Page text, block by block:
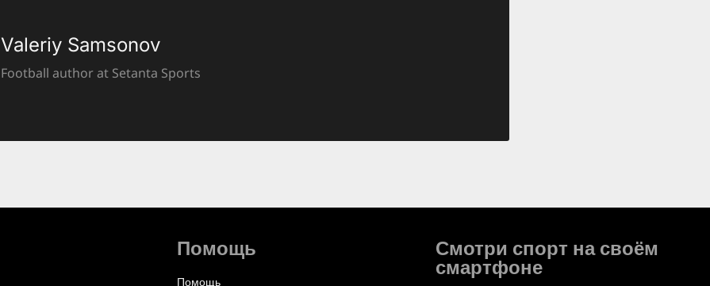
Valeriy Samsonov
Football author at Setanta Sports
Помощь
Помощь
Смотри спорт на своём
смартфоне